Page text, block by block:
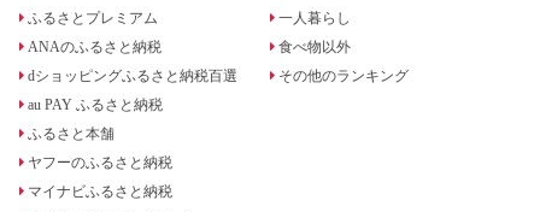
ふるさとプレミアム
ANAのふるさと納税
dショッピングふるさと納税百選
au PAY ふるさと納税
ふるさと本舗
ヤフーのふるさと納税
マイナビふるさと納税
一人暮らし
食べ物以外
その他のランキング